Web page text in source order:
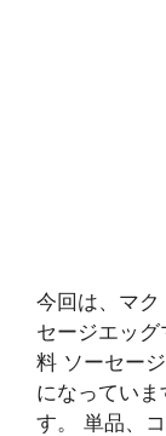
今回は、マ
セージエッ
料 ソーセー
になってい
す。 単品、